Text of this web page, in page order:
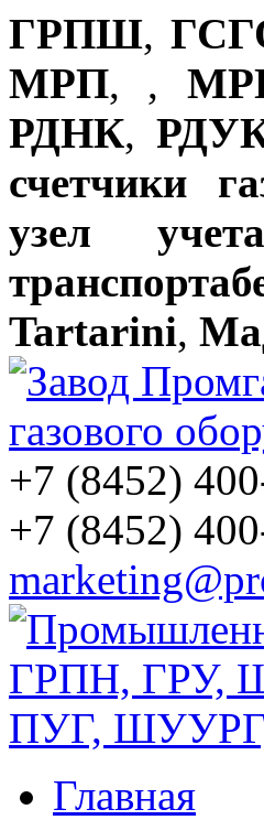
ГРПШ,
МРП, ,
РДНК,
счетчики
узел
Tartarini,
+7 (8452)
+7 (8452)
Главная